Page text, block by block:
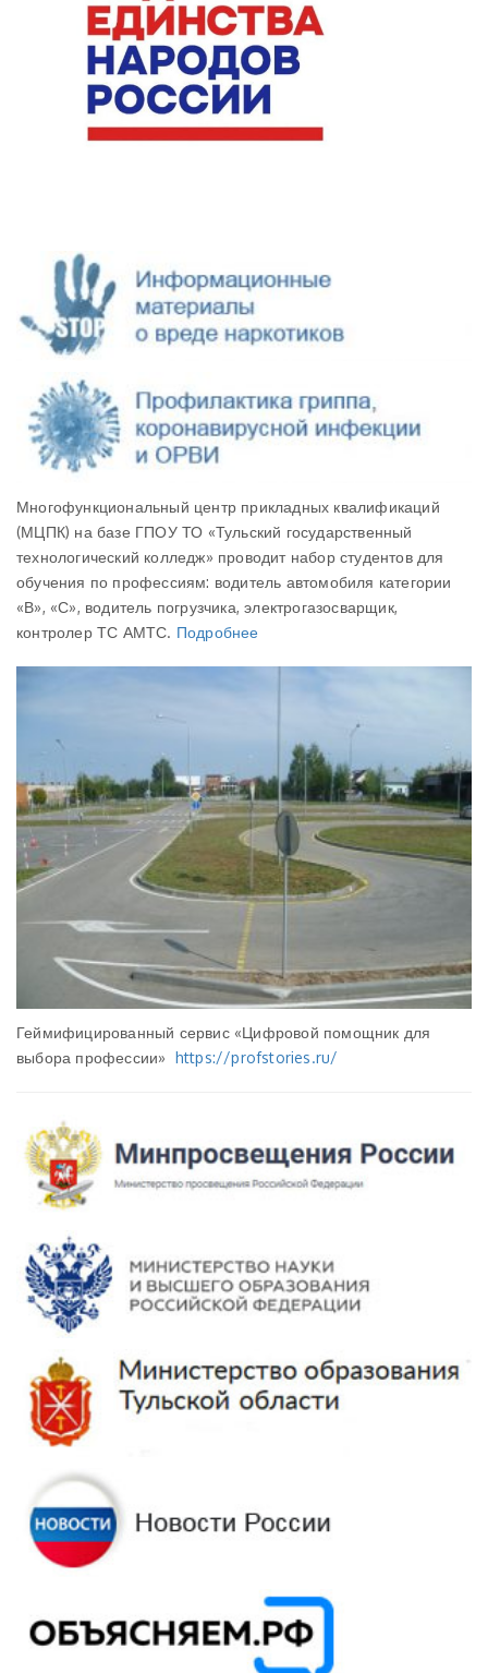
Многофункциональный центр прикладных квалификаций
(МЦПК) на базе ГПОУ ТО «Тульский государственный
технологический колледж» проводит набор студентов для
обучения по профессиям: водитель автомобиля категории
«В», «С», водитель погрузчика, электрогазосварщик,
контролер ТС АМТС. Подробнее
Геймифицированный сервис «Цифровой помощник для
выбора профессии» https://profstories.ru/